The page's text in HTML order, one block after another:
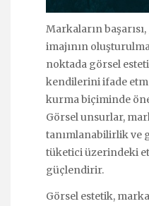
Markaların
imajının
noktada görsel
kendilerini ifade
kurma biçiminde
Görsel unsurlar,
tanımlanabilirlik ve
tüketici üzerindeki
güçlendirir.
Görsel estetik,